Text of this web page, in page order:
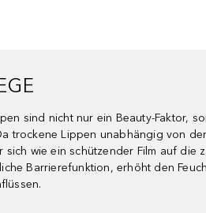
sind nicht nur ein Beauty-Faktor,
trockene Lippen unabhängig von
sich wie ein schützender Film auf die
Barrierefunktion, erhöht den